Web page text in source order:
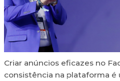
Criar anúncios eficazes no
consistência na plataforma é